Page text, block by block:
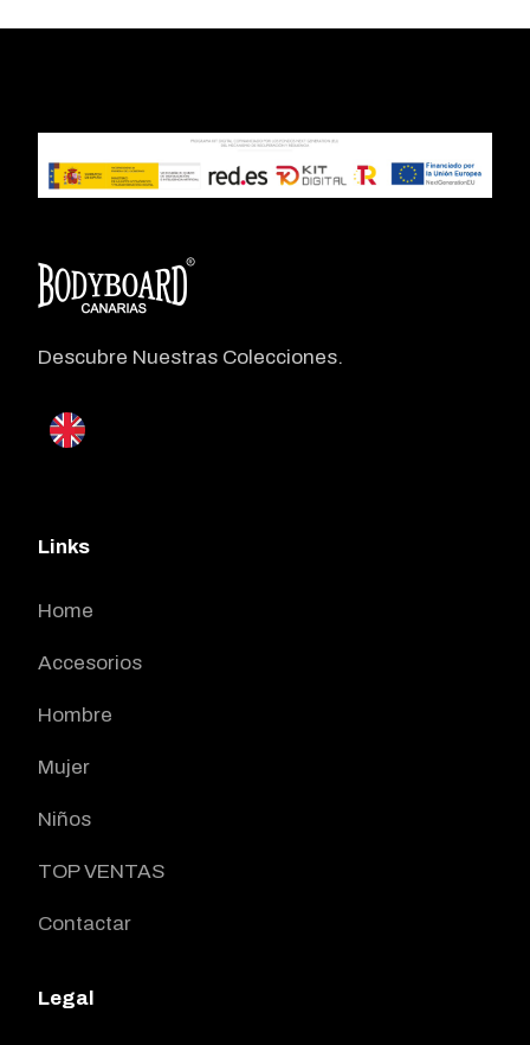
Descubre Nuestras Colecciones.
Links
Home
Accesorios
Hombre
Mujer
Niños
TOP VENTAS
Contactar
Legal